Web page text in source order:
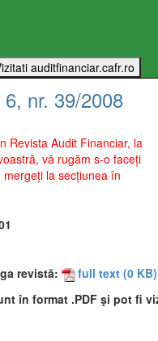
6, nr. 39/2008
Revista Audit Financiar, la
vă rugăm s-o faceți
la secțiunea în
revistă:
full text (0 KB)
în format .PDF şi pot fi